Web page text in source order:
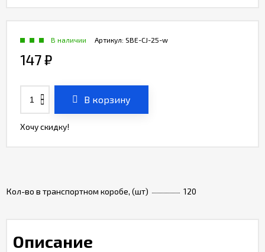
Кол-во в транспортном коробе, (шт) 120
Артикул: SBE-CJ-25-w
В наличии
147₽
В корзину
Хочу скидку!
Описание